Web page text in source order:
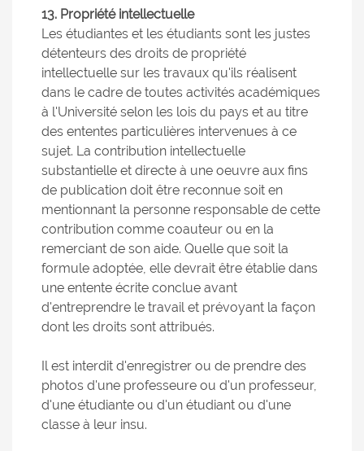
13. Propriété intellectuelle
Les étudiantes et les étudiants sont les justes
détenteurs des droits de propriété
intellectuelle sur les travaux qu'ils réalisent
dans le cadre de toutes activités académiques
à l'Université selon les lois du pays et au titre
des ententes particulières intervenues à ce
sujet. La contribution intellectuelle
substantielle et directe à une oeuvre aux fins
de publication doit être reconnue soit en
mentionnant la personne responsable de cette
contribution comme coauteur ou en la
remerciant de son aide. Quelle que soit la
formule adoptée, elle devrait être établie dans
une entente écrite conclue avant
d'entreprendre le travail et prévoyant la façon
dont les droits sont attribués.
Il est interdit d'enregistrer ou de prendre des
photos d'une professeure ou d'un professeur,
d'une étudiante ou d'un étudiant ou d'une
classe à leur insu.